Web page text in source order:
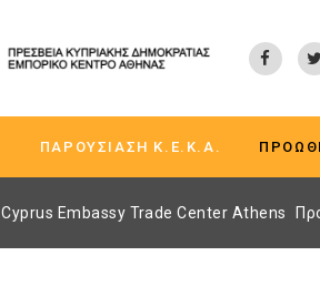
ΠΑΡΟΥΣΊΑΣΗ K.Ε.Κ.A.
Cyprus Embassy Trade Center Athens